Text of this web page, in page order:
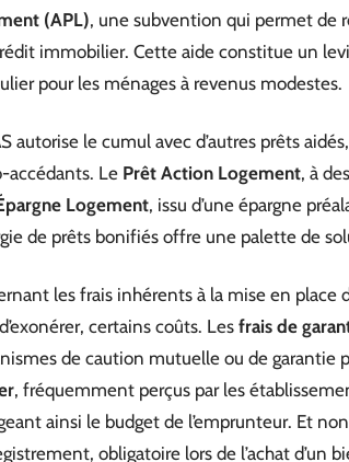
(APL), une subvention qui permet de
immobilier. Cette aide constitue un
pour les ménages à revenus modestes.
autorise le cumul avec d’autres prêts
accédants. Le Prêt Action Logement, à
Logement, issu d’une épargne
de prêts bonifiés offre une palette de
les frais inhérents à la mise en place
certains coûts. Les frais de
de caution mutuelle ou de garantie
, fréquemment perçus par les
ainsi le budget de l’emprunteur. Et
obligatoire lors de l’achat